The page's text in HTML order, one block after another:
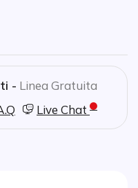
- Linea Gratuita
Live Chat